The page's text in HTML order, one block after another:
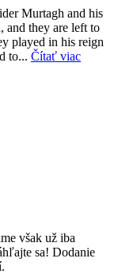
Murtagh and his
and they are left to
played in his reign
to... Čítať viac
však už iba
sa! Dodanie